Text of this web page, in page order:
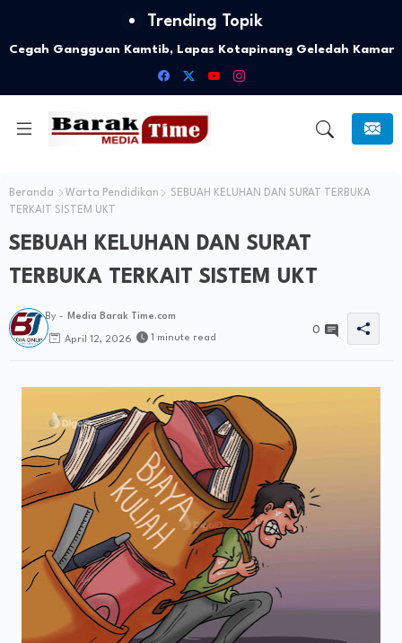
Trending Topik
Cegah Gangguan Kamtib, Lapas Kotapinang Geledah Kamar
Hunian Warga Binaan
Beranda Warta Pendidikan
SEBUAH KELUHAN DAN SURAT TERBUKA
TERKAIT SISTEM UKT
SEBUAH KELUHAN DAN SURAT
TERBUKA TERKAIT SISTEM UKT
By - Media Barak Time.com
April 12, 2026 1 minute read
0